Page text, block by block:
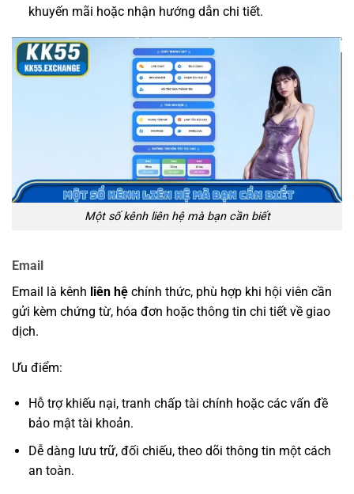
khuyến mãi hoặc nhận hướng dẫn chi tiết.
Một số kênh liên hệ mà bạn cần biết
Email
Email là kênh liên hệ chính thức, phù hợp khi hội viên cần
gửi kèm chứng từ, hóa đơn hoặc thông tin chi tiết về giao
dịch.
Ưu điểm:
Hỗ trợ khiếu nại, tranh chấp tài chính hoặc các vấn đề
bảo mật tài khoản.
Dễ dàng lưu trữ, đối chiếu, theo dõi thông tin một cách
an toàn.